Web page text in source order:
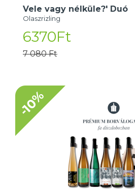
Vele vagy nélküle?' Duó
Olaszrizling
6370Ft
7 080 Ft
-10%